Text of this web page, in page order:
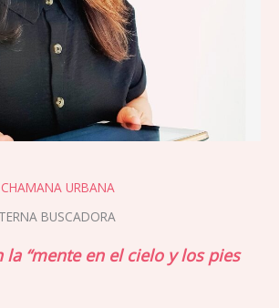
URBANA
BUSCADORA
la “mente en el cielo y los pies